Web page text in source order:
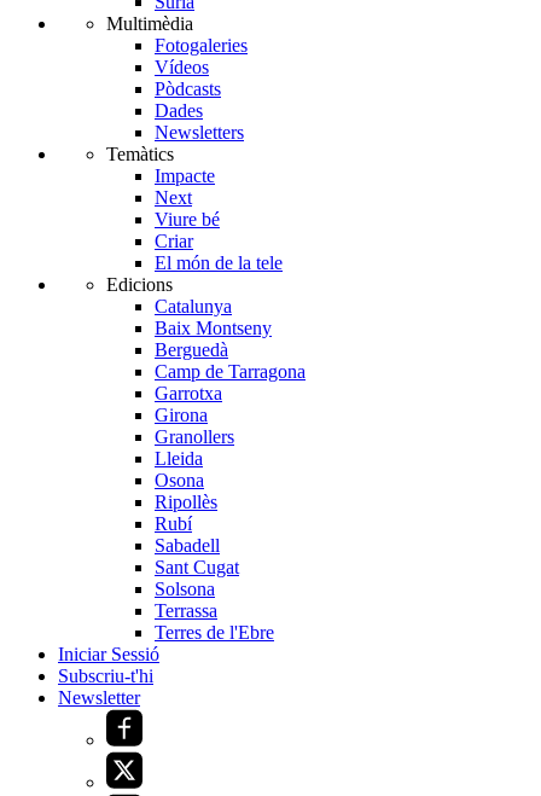
Multimèdia
Fotogaleries
Vídeos
Pòdcasts
Dades
Newsletters
Temàtics
Impacte
Next
Viure bé
Criar
El món de la tele
Edicions
Catalunya
Baix Montseny
Berguedà
Camp de Tarragona
Garrotxa
Girona
Granollers
Lleida
Osona
Ripollès
Rubí
Sabadell
Sant Cugat
Solsona
Terrassa
Terres de l'Ebre
Iniciar Sessió
Subscriu-t'hi
Newsletter